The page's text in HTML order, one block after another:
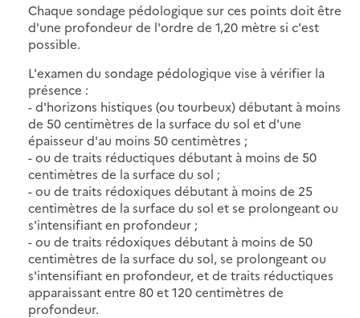
Chaque sondage pédologique sur ces points doit être
d'une profondeur de l'ordre de 1,20 mètre si c'est
possible.
L'examen du sondage pédologique vise à vérifier la
présence :
- d'horizons histiques (ou tourbeux) débutant à moins
de 50 centimètres de la surface du sol et d'une
épaisseur d'au moins 50 centimètres ;
- ou de traits réductiques débutant à moins de 50
centimètres de la surface du sol ;
- ou de traits rédoxiques débutant à moins de 25
centimètres de la surface du sol et se prolongeant ou
s'intensifiant en profondeur ;
- ou de traits rédoxiques débutant à moins de 50
centimètres de la surface du sol, se prolongeant ou
s'intensifiant en profondeur, et de traits réductiques
apparaissant entre 80 et 120 centimètres de
profondeur.